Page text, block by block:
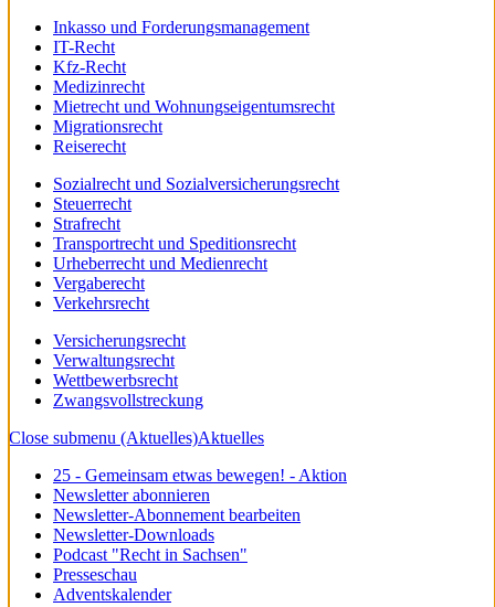
Inkasso und Forderungsmanagement
IT-Recht
Kfz-Recht
Medizinrecht
Mietrecht und Wohnungseigentumsrecht
Migrationsrecht
Reiserecht
Sozialrecht und Sozialversicherungsrecht
Steuerrecht
Strafrecht
Transportrecht und Speditionsrecht
Urheberrecht und Medienrecht
Vergaberecht
Verkehrsrecht
Versicherungsrecht
Verwaltungsrecht
Wettbewerbsrecht
Zwangsvollstreckung
Close submenu (Aktuelles)Aktuelles
25 - Gemeinsam etwas bewegen! - Aktion
Newsletter abonnieren
Newsletter-Abonnement bearbeiten
Newsletter-Downloads
Podcast "Recht in Sachsen"
Presseschau
Adventskalender